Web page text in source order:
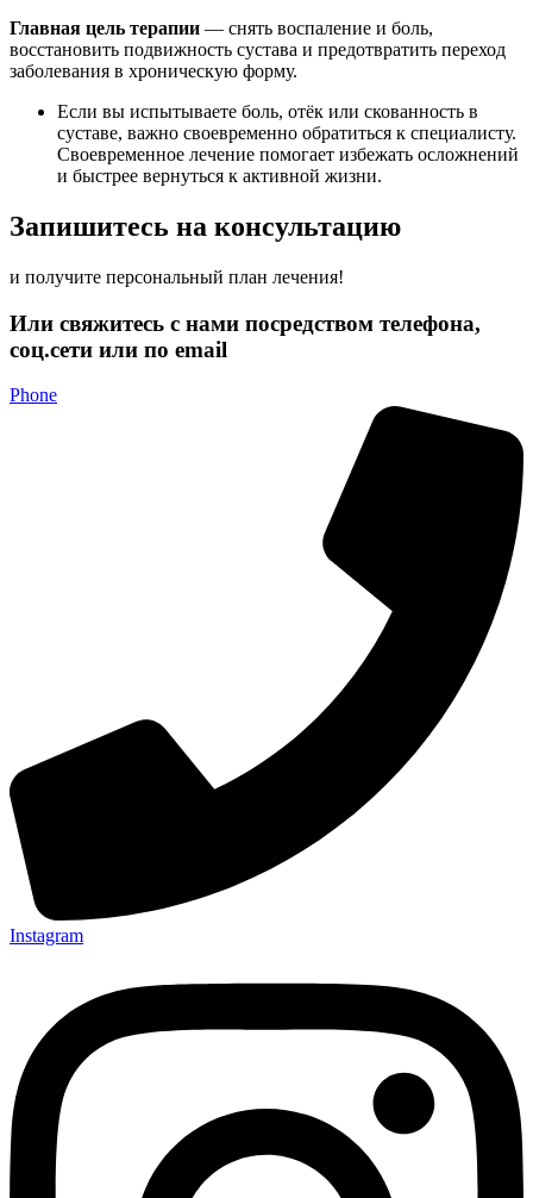
Главная цель терапии — снять воспаление и боль,
восстановить подвижность сустава и предотвратить переход
заболевания в хроническую форму.
Если вы испытываете боль, отёк или скованность в
суставе, важно своевременно обратиться к специалисту.
Своевременное лечение помогает избежать осложнений
и быстрее вернуться к активной жизни.
Запишитесь на консультацию
и получите персональный план лечения!
Или свяжитесь с нами посредством телефона,
соц.сети или по email
Phone
Instagram